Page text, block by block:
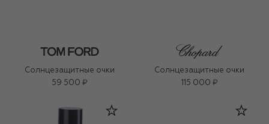
Солнцезащитные очки
59 500 ₽
Солнцезащитные очки
115 000 ₽